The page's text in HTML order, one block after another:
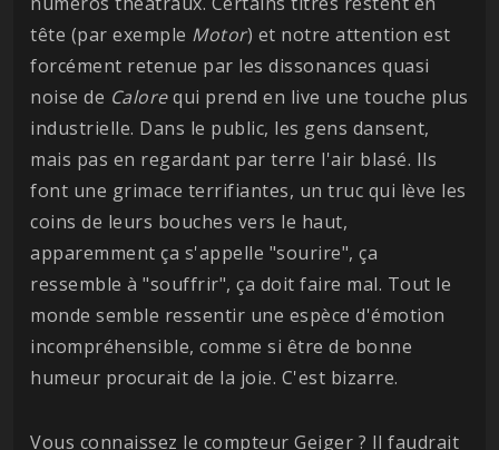
tête (par exemple Motor) et notre attention est
forcément retenue par les dissonances quasi
noise de Calorequi prend en live une touche plus
industrielle. Dans le public, les gens dansent,
mais pas en regardant par terre l'air blasé. Ils
font une grimace terrifiantes, un truc qui lève les
coins de leurs bouches vers le haut,
apparemment ça s'appelle "sourire", ça
ressemble à "souffrir", ça doit faire mal. Tout le
monde semble ressentir une espèce d'émotion
incompréhensible, comme si être de bonne
humeur procurait de la joie. C'est bizarre.
Vous connaissez le compteur Geiger ? Il faudrait